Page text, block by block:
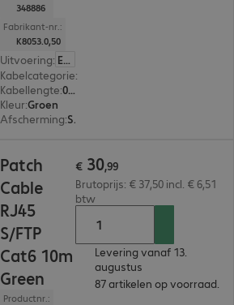
348886
Fabrikant-nr.:
K8053.0,50
Uitvoering: Europa
Kabelcategorie:
Kabellengte: 0,5 m
Kleur:Groen
Afscherming: S/FTP (PIMF)
Patch
Cable
RJ45
S/FTP
Cat6 10m
Green
Productnr.:
€ 30,99
Brutoprijs: € 37,50 incl. € 6,51
btw
Levering vanaf 13.
augustus
87 artikelen op voorraad.